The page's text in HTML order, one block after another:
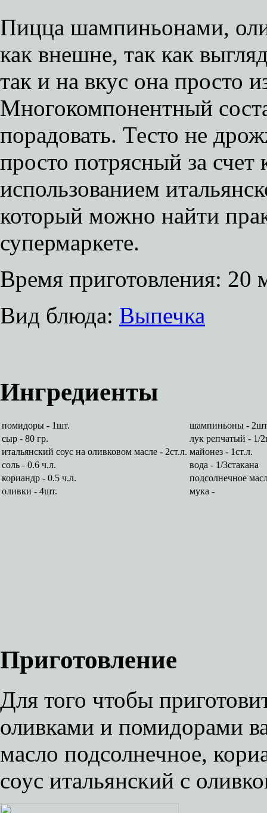
Пицца шампиньонами,
как внешне, так как
так и на вкус она просто
Многокомпонентный
порадовать. Тесто не
просто потрясный за счет
использованием
который можно найти
супермаркете.
Время приготовления: 20
Вид блюда: Выпечка
Ингредиенты
помидоры - 1шт.
шампиньоны -
сыр - 80 гр.
лук репчатый - 1/
итальянский соус на оливковом масле - 2ст.л. майонез - 1ст.л.
соль - 0.6 ч.л.
вода - 1/3стакана
кориандр - 0.5 ч.л.
подсолнечное
оливки - 4шт.
мука -
Приготовление
Для того чтобы
оливками и помидорами
масло подсолнечное,
соус итальянский с